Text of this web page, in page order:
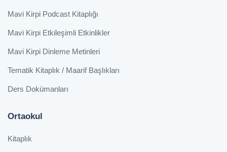
Mavi Kirpi Podcast Kitaplığı
Mavi Kirpi Etkileşimli Etkinlikler
Mavi Kirpi Dinleme Metinleri
Tematik Kitaplık / Maarif Başlıkları
Ders Dokümanları
Ortaokul
Kitaplık